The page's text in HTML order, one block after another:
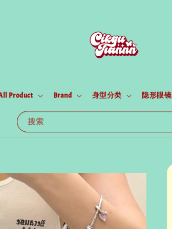
搜索
Product Brand 身型分类 隐形眼镜